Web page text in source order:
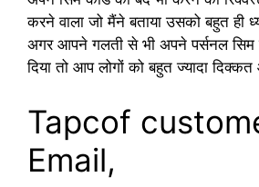
करने वाला जो मैंने बताया उसको बहुत ही
अगर आपने गलती से भी अपने पर्सनल सिम
दिया तो आप लोगों को बहुत ज्यादा
Tapcof
Email,